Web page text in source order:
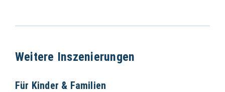
Weitere Inszenierungen
Für Kinder & Familien